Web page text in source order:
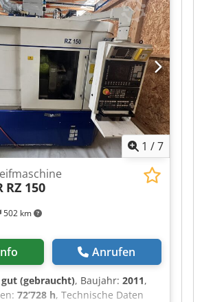
84 - 104
ca. 5,1 t Cedpszd Hgijfx Afksrf
4,5 x 6,0 x 2,3 m
1 /7
502 km
RZ 150
Anrufen
(gebraucht), Baujahr: 2011,
72’728 h, Technische Daten